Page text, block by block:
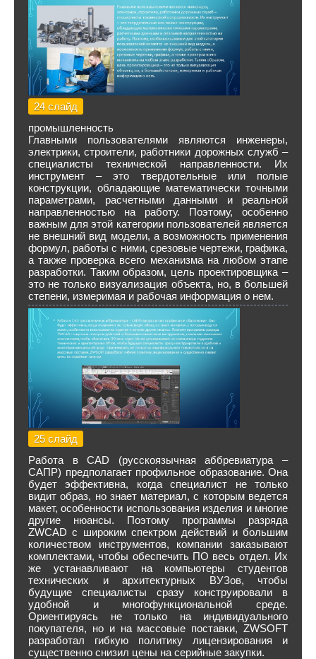
24 слайд
промышленность
Главными пользователями являются инженеры,
электрики, строители, работники дорожных служб –
специалисты технической направленности. Их
инструмент – это твердотельные или полые
конструкции, обладающие математически точными
параметрами, расчетными данными и реальной
направленностью на работу. Поэтому, особенно
важным для этой категории пользователей является
не внешний вид модели, а возможность применения
формул, работы с ними, срезовые чертежи, графика,
а также проверка всего механизма на любом этапе
разработки. Таким образом, цель проектировщика –
это не только визуализация объекта, но, в большей
степени, измеримая и рабочая информация о нем.
25 слайд
Работа в CAD (русскоязычная аббревиатура –
САПР) предполагает профильное образование. Она
будет эффективна, когда специалист не только
видит образ, но знает материал, с которым ведется
макет, особенности использования изделия и многие
другие нюансы. Поэтому программы разряда
ZWCAD с широким спектром действий и большим
количеством инструментов, компании заказывают
комплектами, чтобы обеспечить ПО весь отдел. Их
же устанавливают на компьютеры студентов
технических и архитектурных ВУЗов, чтобы
будущие специалисты сразу конструировали в
удобной и многофункциональной среде.
Ориентируясь не только на индивидуального
покупателя, но и на массовые поставки, ZWSOFT
разработал гибкую политику лицензирования и
существенно снизил цены на серийные закупки.